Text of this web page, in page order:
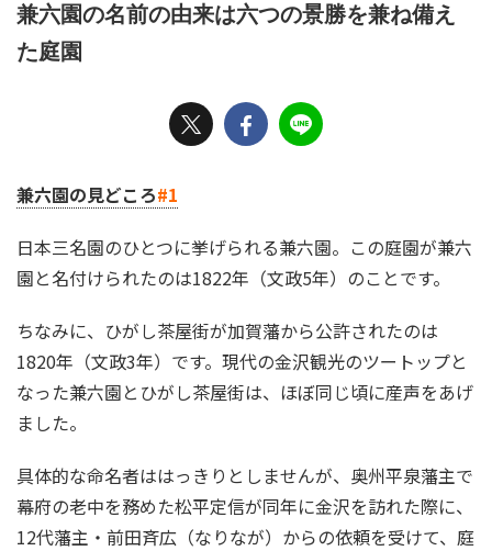
兼六園の名前の由来は六つの景勝を兼ね備え
た庭園
兼六園の見どころ#1
日本三名園のひとつに挙げられる兼六園。この庭園が兼六
園と名付けられたのは1822年（文政5年）のことです。
ちなみに、ひがし茶屋街が加賀藩から公許されたのは
1820年（文政3年）です。現代の金沢観光のツートップと
なった兼六園とひがし茶屋街は、ほぼ同じ頃に産声をあげ
ました。
具体的な命名者ははっきりとしませんが、奥州平泉藩主で
幕府の老中を務めた松平定信が同年に金沢を訪れた際に、
12代藩主・前田斉広（なりなが）からの依頼を受けて、庭